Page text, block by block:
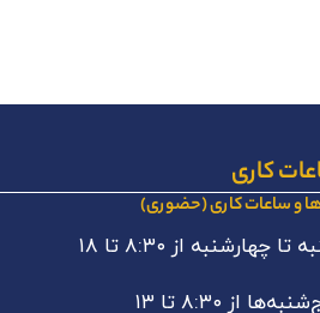
کاری
و ساعات کاری (حضوری)
تا چهارشنبه از ۸:۳۰ تا ۱۸
از ۸:۳۰ تا ۱۳